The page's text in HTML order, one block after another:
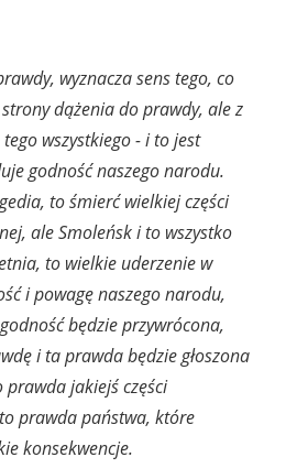
wyznacza sens tego, co
dążenia do prawdy, ale z
wszystkiego - i to jest
godność naszego narodu.
to śmierć wielkiej części
ale Smoleńsk i to wszystko
to wielkie uderzenie w
i powagę naszego narodu,
będzie przywrócona,
i ta prawda będzie głoszona
jakiejś części
prawda państwa, które
konsekwencje.